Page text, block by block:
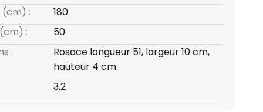
(cm) :
180
:
50
:
Rosace longueur 51, largeur 10 cm,
hauteur 4 cm
3,2